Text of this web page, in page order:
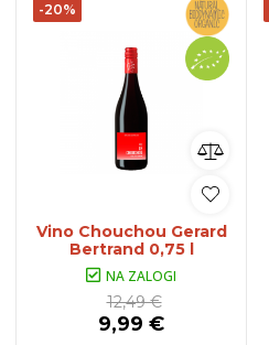
-20%
Vino Chouchou Gerard
Bertrand 0,75 l
NA ZALOGI
12,49 €
9,99 €